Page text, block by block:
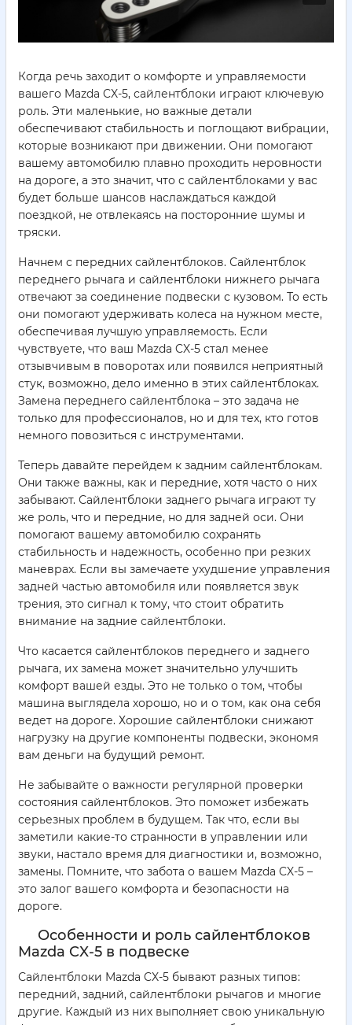
Когда речь заходит о комфорте и управляемости
вашего Mazda CX-5, сайлентблоки играют ключевую
роль. Эти маленькие, но важные детали
обеспечивают стабильность и поглощают вибрации,
которые возникают при движении. Они помогают
вашему автомобилю плавно проходить неровности
на дороге, а это значит, что с сайлентблоками у вас
будет больше шансов наслаждаться каждой
поездкой, не отвлекаясь на посторонние шумы и
тряски.
Начнем с передних сайлентблоков. Сайлентблок
переднего рычага и сайлентблоки нижнего рычага
отвечают за соединение подвески с кузовом. То есть
они помогают удерживать колеса на нужном месте,
обеспечивая лучшую управляемость. Если
чувствуете, что ваш Mazda CX-5 стал менее
отзывчивым в поворотах или появился неприятный
стук, возможно, дело именно в этих сайлентблоках.
Замена переднего сайлентблока – это задача не
только для профессионалов, но и для тех, кто готов
немного повозиться с инструментами.
Теперь давайте перейдем к задним сайлентблокам.
Они также важны, как и передние, хотя часто о них
забывают. Сайлентблоки заднего рычага играют ту
же роль, что и передние, но для задней оси. Они
помогают вашему автомобилю сохранять
стабильность и надежность, особенно при резких
маневрах. Если вы замечаете ухудшение управления
задней частью автомобиля или появляется звук
трения, это сигнал к тому, что стоит обратить
внимание на задние сайлентблоки.
Что касается сайлентблоков переднего и заднего
рычага, их замена может значительно улучшить
комфорт вашей езды. Это не только о том, чтобы
машина выглядела хорошо, но и о том, как она себя
ведет на дороге. Хорошие сайлентблоки снижают
нагрузку на другие компоненты подвески, экономя
вам деньги на будущий ремонт.
Не забывайте о важности регулярной проверки
состояния сайлентблоков. Это поможет избежать
серьезных проблем в будущем. Так что, если вы
заметили какие-то странности в управлении или
звуки, настало время для диагностики и, возможно,
замены. Помните, что забота о вашем Mazda CX-5 –
это залог вашего комфорта и безопасности на
дороге.
Особенности и роль сайлентблоков
Mazda CX-5 в подвеске
Сайлентблоки Mazda CX-5 бывают разных типов:
передний, задний, сайлентблоки рычагов и многие
другие. Каждый из них выполняет свою уникальную